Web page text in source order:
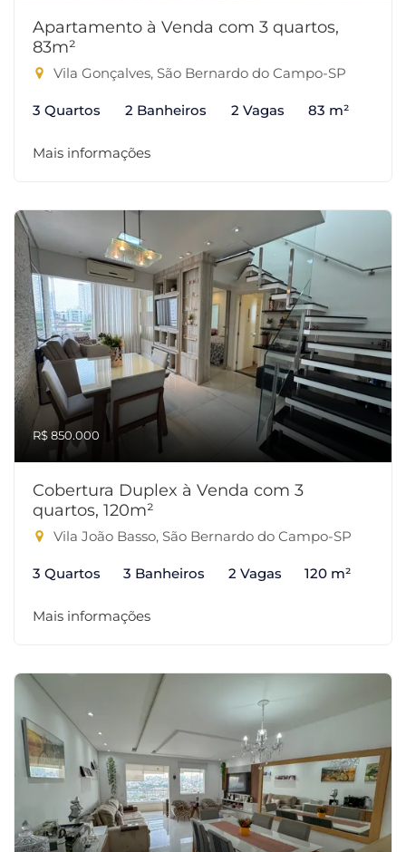
Apartamento à Venda com 3 quartos,
83m²
Vila Gonçalves, São Bernardo do Campo-SP
3 Quartos 2 Banheiros 2 Vagas 83 m²
Mais informações
R$ 850.000
Cobertura Duplex à Venda com 3
quartos, 120m²
Vila João Basso, São Bernardo do Campo-SP
3 Quartos 3 Banheiros 2 Vagas 120 m²
Mais informações